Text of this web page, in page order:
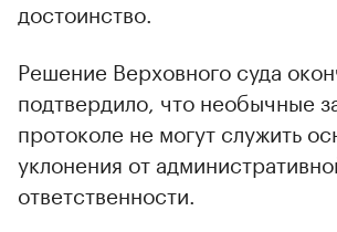
достоинство.
Решение Верховного суда
подтвердило, что необычные
протоколе не могут служить
уклонения от
ответственности.